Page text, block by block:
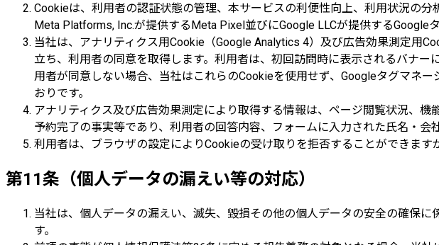
Cookieは、利用者の認証状態の管理、本サービスの利便性向上、利用状況の
Meta Platforms, Inc.が提供するMeta Pixel並びにGoogle LLCが提供するGoogle
当社は、アナリティクス用Cookie（Google Analytics 4）及び広告効果測定用
立ち、利用者の同意を取得します。利用者は、初回訪問時に表示されるバナ
用者が同意しない場合、当社はこれらのCookieを使用せず、Googleタグマネ
おりです。
アナリティクス及び広告効果測定により取得する情報は、ページ閲覧状況、
予約完了の事実等であり、利用者の回答内容、フォームに入力された氏名・
利用者は、ブラウザの設定によりCookieの受け取りを拒否することができま
第11条（個人データの漏えい等の対応）
当社は、個人データの漏えい、滅失、毀損その他の個人データの安全の確保
す。